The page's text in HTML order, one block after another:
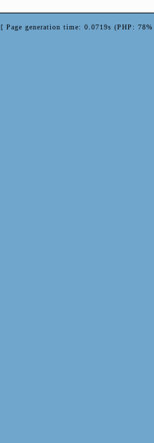
[ Page generation time: 0.0719s (PHP: